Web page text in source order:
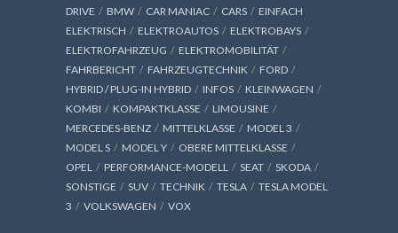
DRIVE
BMW CAR MANIAC CARS
EINFACH
ELEKTRISCH
ELEKTROAUTOS
ELEKTROBAYS
ELEKTROFAHRZEUG
ELEKTROMOBILITÄT
FAHRBERICHT
FAHRZEUGTECHNIK
FORD
HYBRID / PLUG-IN HYBRID
INFOS
KLEINWAGEN
KOMBI
KOMPAKTKLASSE
LIMOUSINE
MERCEDES-BENZ
MITTELKLASSE
MODEL 3
MODEL S
MODEL Y
OBERE MITTELKLASSE
OPEL
PERFORMANCE-MODELL SEAT
SKODA
SONSTIGE
SUV TECHNIK TESLA
TESLA MODEL
3
VOLKSWAGEN VOX